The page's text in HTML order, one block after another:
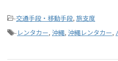
-交通手段・移動手段, 旅支度
- レンタカー, 沖縄, 沖縄レンタカー,